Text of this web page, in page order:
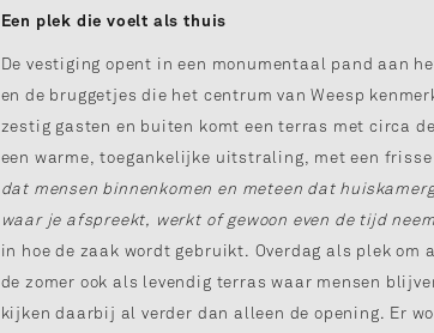
Een plek die voelt als thuis
De vestiging opent in een monumentaal pand aan
en de bruggetjes die het centrum van Weesp
zestig gasten en buiten komt een terras met circa
een warme, toegankelijke uitstraling, met een
dat mensen binnenkomen en meteen dat
waar je afspreekt, werkt of gewoon even de tijd
in hoe de zaak wordt gebruikt. Overdag als plek om
de zomer ook als levendig terras waar mensen
kijken daarbij al verder dan alleen de opening. Er